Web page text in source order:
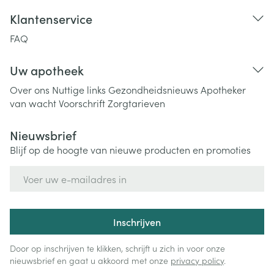
Klantenservice
FAQ
Uw apotheek
Over ons Nuttige links Gezondheidsnieuws Apotheker
van wachtVoorschriftZorgtarieven
Nieuwsbrief
Blijf op de hoogte van nieuwe producten en promoties
Inschrijven
Door op inschrijven te klikken, schrijft u zich in voor onze
nieuwsbrief en gaat u akkoord met onze privacy policy.